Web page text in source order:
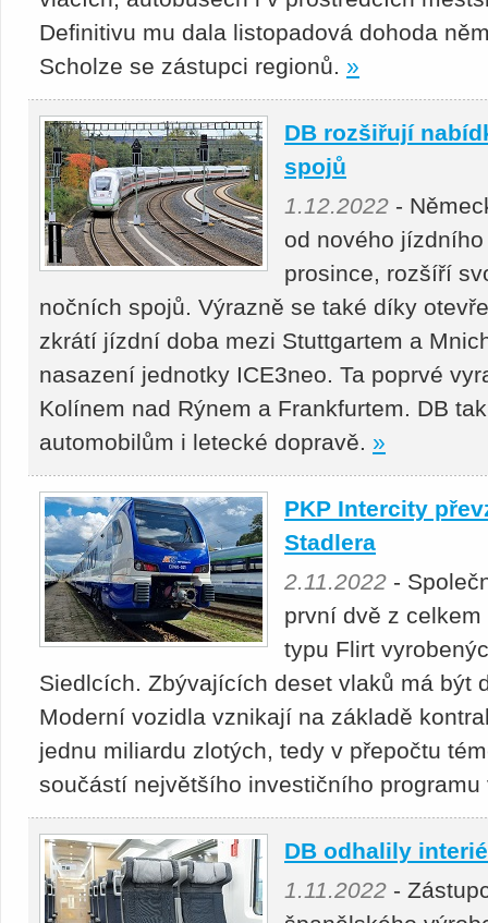
Definitivu mu dala listopadová dohoda
Scholze se zástupci regionů. »
DB rozšiřují
spojů
1.12.2022 -
od nového
prosince, rozšíří
nočních spojů. Výrazně se také díky
zkrátí jízdní doba mezi Stuttgartem a
nasazení jednotky ICE3neo. Ta poprvé
Kolínem nad Rýnem a Frankfurtem. DB
automobilům i letecké dopravě. »
PKP Intercity
Stadlera
2.11.2022 -
první dvě z
typu Flirt
Siedlcích. Zbývajících deset vlaků má být
Moderní vozidla vznikají na základě
jednu miliardu zlotých, tedy v přepočtu
součástí největšího investičního
DB odhalily
1.11.2022 -